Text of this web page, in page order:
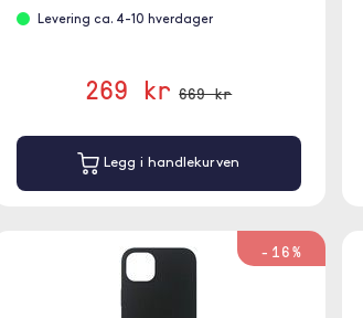
Levering ca. 4-10 hverdager
269 kr 669 kr
Legg i handlekurven
-16%